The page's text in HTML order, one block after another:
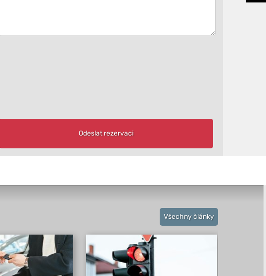
Odeslat rezervaci
Všechny články